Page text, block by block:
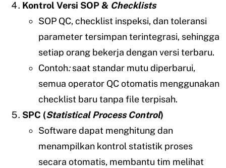
Kontrol Versi SOP & Checklists
SOP QC, checklist inspeksi, dan toleransi
parameter tersimpan terintegrasi, sehingga
setiap orang bekerja dengan versi terbaru.
Contoh:saat standar mutu diperbarui,
semua operator QC otomatis menggunakan
checklist baru tanpa file terpisah.
SPC (Statistical Process Control)
Software dapat menghitung dan
menampilkan kontrol statistik proses
secara otomatis, membantu tim melihat